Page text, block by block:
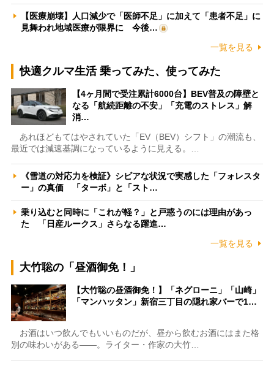
【医療崩壊】人口減少で「医師不足」に加えて「患者不足」に
見舞われ地域医療が限界に 今後…
一覧を見る
快適クルマ生活 乗ってみた、使ってみた
【4ヶ月間で受注累計6000台】BEV普及の障壁と
なる「航続距離の不安」「充電のストレス」解
消…
あれほどもてはやされていた「EV（BEV）シフト」の潮流も、
最近では減速基調になっているように見える。…
《雪道の対応力を検証》シビアな状況で実感した「フォレスタ
ー」の真価 「ターボ」と「スト…
乗り込むと同時に「これが軽？」と戸惑うのには理由があっ
た 「日産ルークス」さらなる躍進…
一覧を見る
大竹聡の「昼酒御免！」
【大竹聡の昼酒御免！】「ネグローニ」「山崎」
「マンハッタン」新宿三丁目の隠れ家バーで1…
お酒はいつ飲んでもいいものだが、昼から飲むお酒にはまた格
別の味わいがある――。ライター・作家の大竹…